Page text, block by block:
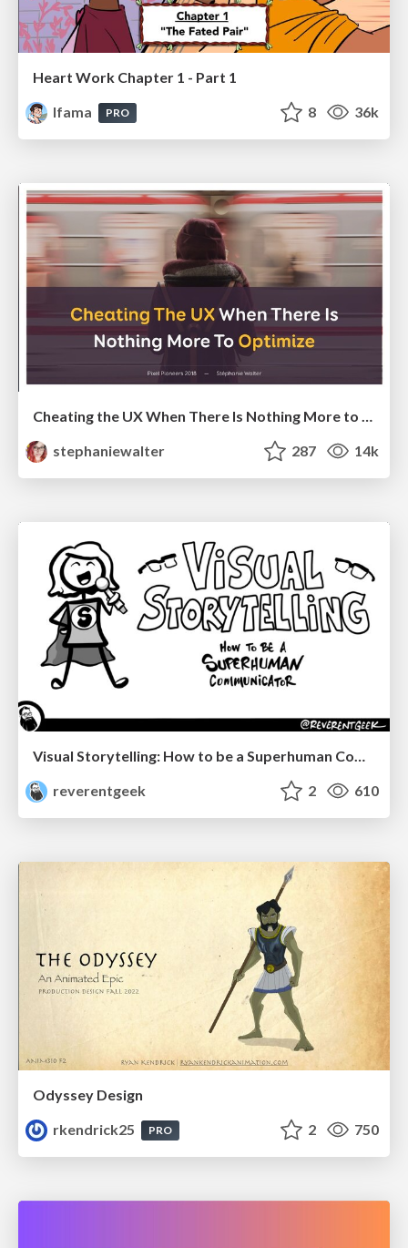
Heart Work Chapter 1 - Part 1
lfama
PRO 8 36k
Cheating the UX When There Is Nothing More to Optimize - PixelPioneers
stephaniewalter
287 14k
Visual Storytelling: How to be a Superhuman Communicator
reverentgeek
2 610
Odyssey Design
rkendrick25
PRO 2 750